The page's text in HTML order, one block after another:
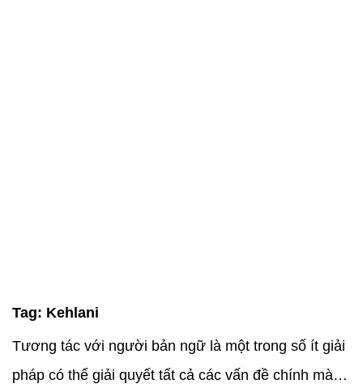
Tag: Kehlani
Tương tác với người bản ngữ là một trong số ít giải
pháp có thể giải quyết tất cả các vấn đề chính mà